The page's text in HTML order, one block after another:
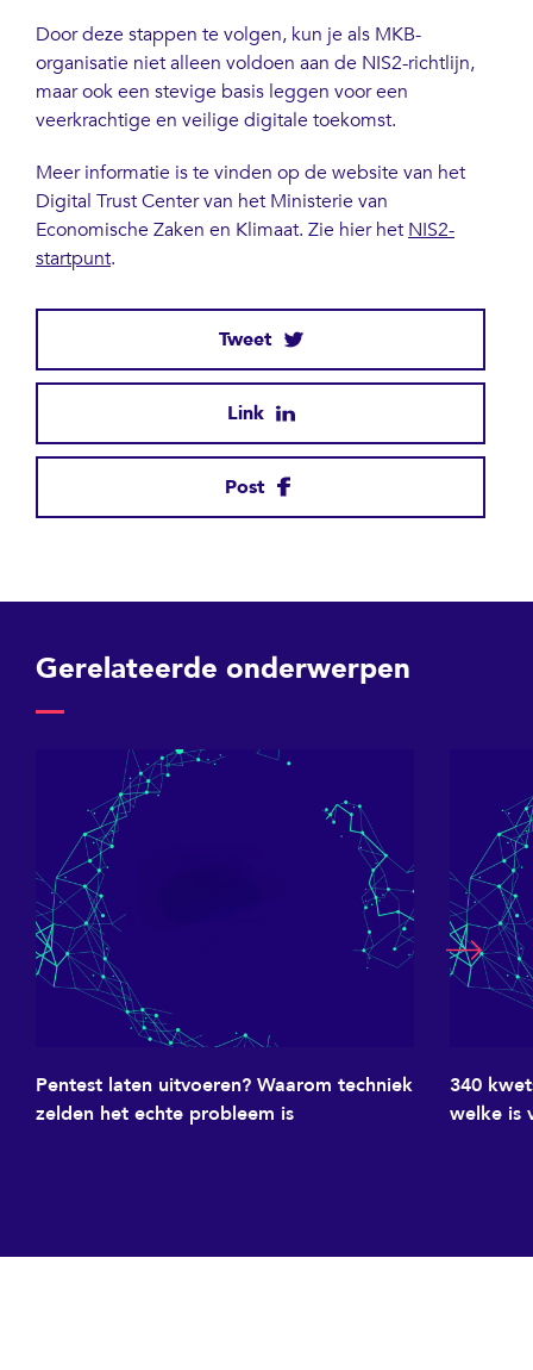
Door deze stappen te volgen, kun je als MKB-
organisatie niet alleen voldoen aan de NIS2-richtlijn,
maar ook een stevige basis leggen voor een
veerkrachtige en veilige digitale toekomst.
Meer informatie is te vinden op de website van het
Digital Trust Center van het Ministerie van
Economische Zaken en Klimaat. Zie hier het NIS2-
startpunt.
Tweet
Link
Post
Gerelateerde onderwerpen
Pentest laten uitvoeren? Waarom techniek
zelden het echte probleem is
340
welke is